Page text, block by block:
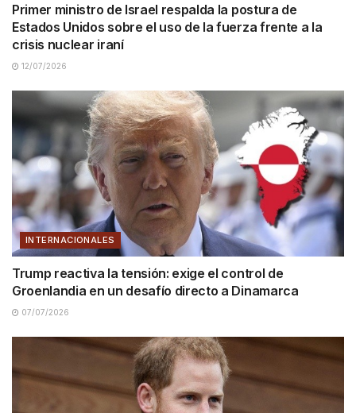
Primer ministro de Israel respalda la postura de
Estados Unidos sobre el uso de la fuerza frente a la
crisis nuclear iraní
12/07/2026
INTERNACIONALES
Trump reactiva la tensión: exige el control de
Groenlandia en un desafío directo a Dinamarca
07/07/2026